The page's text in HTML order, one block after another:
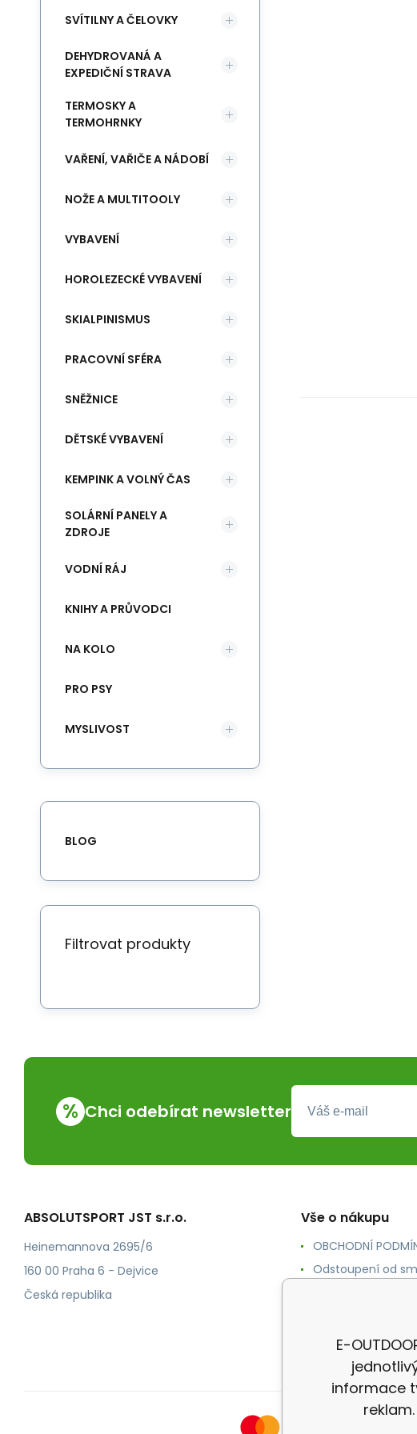
SVÍTILNY A ČELOVKY
DEHYDROVANÁ A
EXPEDIČNÍ STRAVA
TERMOSKY A
TERMOHRNKY
VAŘENÍ, VAŘIČE A NÁDOBÍ
NOŽE A MULTITOOLY
VYBAVENÍ
HOROLEZECKÉ VYBAVENÍ
SKIALPINISMUS
PRACOVNÍ SFÉRA
SNĚŽNICE
DĚTSKÉ VYBAVENÍ
KEMPINK A VOLNÝ ČAS
SOLÁRNÍ PANELY A
ZDROJE
VODNÍ RÁJ
KNIHY A PRŮVODCI
NA KOLO
PRO PSY
MYSLIVOST
BLOG
Filtrovat produkty
% Chci odebírat newsletter
ABSOLUTSPORT JST s.r.o.
Heinemannova 2695/6
160 00 Praha 6 - Dejvice
Česká republika
Vše o nákupu
OBCHODNÍ
Odstoupení od
Ochrana osobních
E-
informace